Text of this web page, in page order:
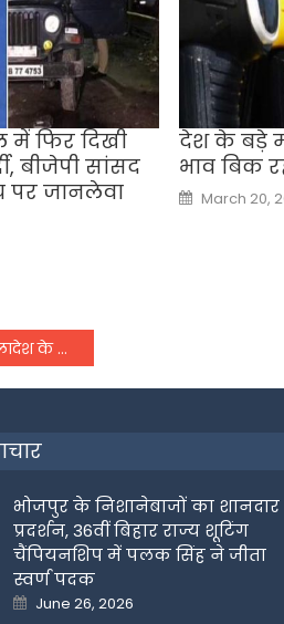
में फिर दिखी
बीजेपी सांसद
पर जानलेवा
देश के बड़े
भाव बिक
Posted
on
March 20,
क्रिकेट- कप्तान राहुल
भोजपुर के निशानेबाजों का शानदार
प्रदर्शन, 36वीं बिहार राज्य शूटिंग
चैंपियनशिप में पलक सिंह ने जीता
स्वर्ण पदक
Posted
on
June 26, 2026